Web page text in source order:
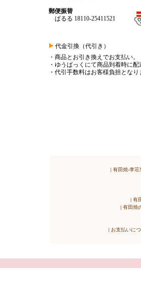
郵便振替
ぱるる 18110-25411521
代金引換（代引き）
・商品とお引き換えでお支払い。
・ゆうぱっくにて商品到着時に
・代引手数料はお客様負担となり
| 有田焼-李荘
| 有
| 有田焼
| お支払いに